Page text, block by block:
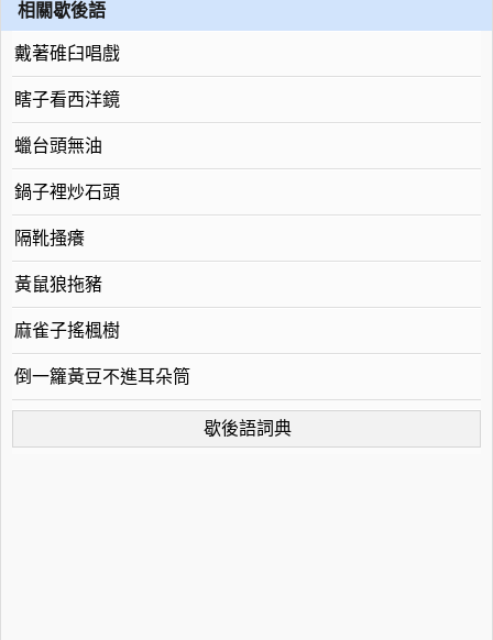
相關歇後語
戴著碓臼唱戲
瞎子看西洋鏡
蠟台頭無油
鍋子裡炒石頭
隔靴搔癢
黃鼠狼拖豬
麻雀子搖楓樹
倒一籮黃豆不進耳朵筒
歇後語詞典